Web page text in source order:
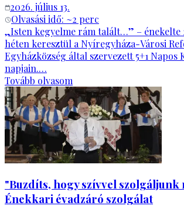
2026. július 13.
Olvasási idő: ~2 perc
„Isten kegyelme rám talált…” – énekelte
héten keresztül a Nyíregyháza-Városi
Egyházközség által szervezett 5+1 Napos
napjain.…
Tovább olvasom
"Buzdíts, hogy szívvel szolgáljunk
Énekkari évadzáró szolgálat